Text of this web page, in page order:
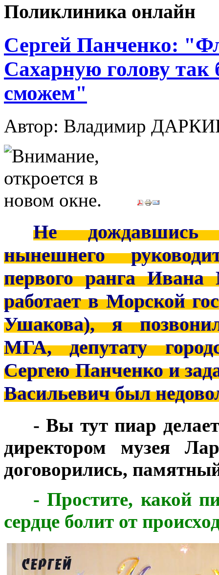
Поликлиника онлайн
Сергей Панченко:
Сахарную голову так
сможем"
Автор: Владимир
Не дождавшись
нынешнего
первого ранга
работает в Морской
Ушакова), я
МГА, депутату
Сергею Панченко и
Васильевич был
- Вы тут пиар
директором музея
договорились,
- Простите, какой
сердце болит от